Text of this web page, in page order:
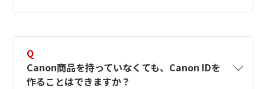
Canon IDの登録フォームを入力します。
Q
Canon商品を持っていなくても、Canon IDを
作ることはできますか？